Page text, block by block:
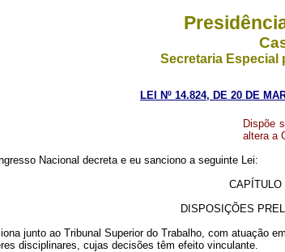
Secretaria
LEI Nº 14.824, DE 20 DE
Dispõe
altera a
Nacional decreta e eu sanciono a seguinte Lei:
CAPÍTULO I
DISPOSIÇÕES
junto ao Tribunal Superior do Trabalho, com atuação
disciplinares, cujas decisões têm efeito vinculante.